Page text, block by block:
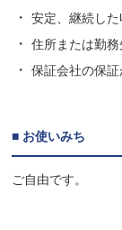
安定、継続し
住所または勤
保証会社の保
■ お使いみち
ご自由です。